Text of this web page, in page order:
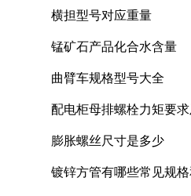
横担型号对应重量
锰矿石产品化合水含量
曲臂车规格型号大全
配电柜母排螺栓力矩要
膨胀螺丝尺寸是多少
镀锌方管有哪些常见规